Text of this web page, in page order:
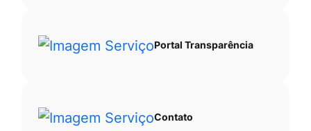
Portal Transparência
Contato